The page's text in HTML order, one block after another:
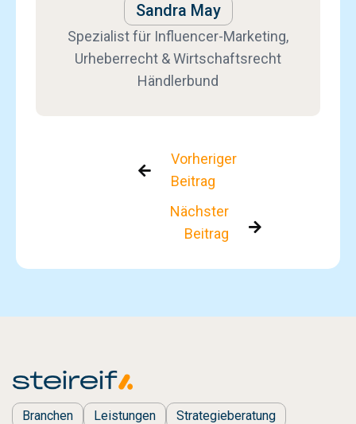
Sandra May
Spezialist für Influencer-Marketing,
Urheberrecht & Wirtschaftsrecht
Händlerbund

Vorheriger
Beitrag
Nächster
Beitrag

Branchen Leistungen
Strategieberatung